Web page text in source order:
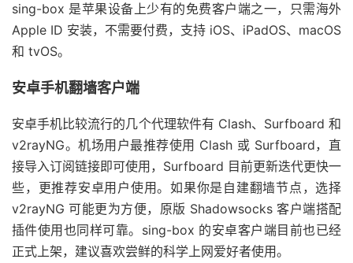
sing-box 是苹果设备上少有的免费客户端之一，只需海外
Apple ID 安装，不需要付费，支持 iOS、iPadOS、macOS
和 tvOS。
安卓手机翻墙客户端
安卓手机比较流行的几个代理软件有 Clash、Surfboard 和
v2rayNG。机场用户最推荐使用 Clash 或 Surfboard，直
接导入订阅链接即可使用，Surfboard 目前更新迭代更快一
些，更推荐安卓用户使用。如果你是自建翻墙节点，选择
v2rayNG 可能更为方便，原版 Shadowsocks 客户端搭配
插件使用也同样可靠。sing-box 的安卓客户端目前也已经
正式上架，建议喜欢尝鲜的科学上网爱好者使用。